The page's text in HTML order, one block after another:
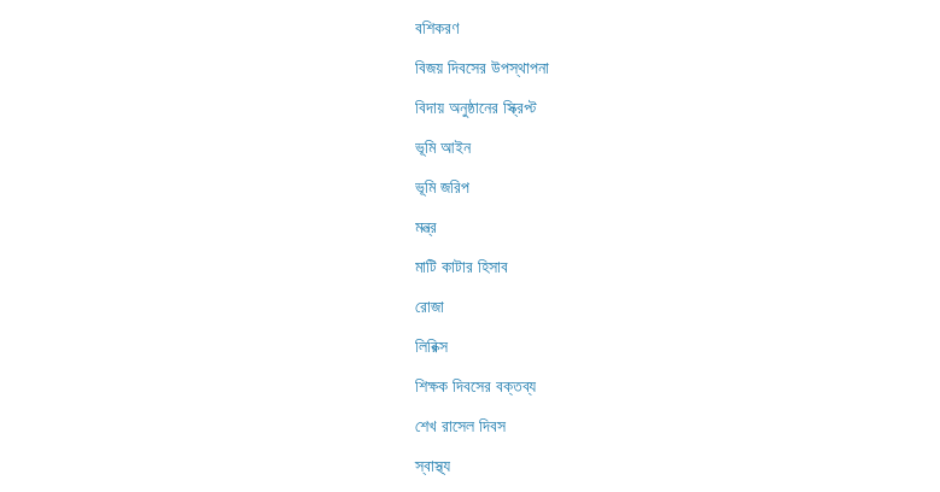
বশিকরণ
বিজয় দিবসের উপস্থাপনা
বিদায় অনুষ্ঠানের স্ক্রিপ্ট
ভূমি আইন
ভূমি জরিপ
মন্ত্র
মাটি কাটার হিসাব
রোজা
লিরিক্স
শিক্ষক দিবসের বক্তব্য
শেখ রাসেল দিবস
স্বাস্থ্য